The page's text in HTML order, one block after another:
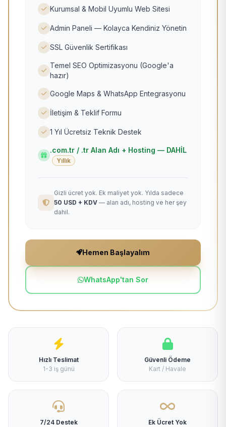
Kurumsal & Mobil Uyumlu Web Sitesi
Admin Paneli — Kolayca Kendiniz Yönetin
SSL Güvenlik Sertifikası
Temel SEO Optimizasyonu (Google'a
hazır)
Google Maps & WhatsApp Entegrasyonu
İletişim & Teklif Formu
1 Yıl Ücretsiz Teknik Destek
.com.tr / .tr Alan Adı + Hosting — DAHİL
Yıllık
Gizli ücret yok. Ek maliyet yok. Yılda sadece
50 USD + KDV — alan adı, hosting ve her şey
dahil.
Hemen Başlayalım
WhatsApp'tan Sor
Hızlı Teslimat
1-3 iş günü
Güvenli Ödeme
Kart / Havale
7/24 Destek
Ek Ücret Yok